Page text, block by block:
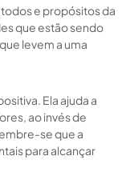
e propósitos da
que estão sendo
levem a uma
Ela ajuda a
ao invés de
se que a
para alcançar